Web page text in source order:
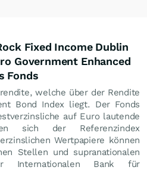
Fixed Income Dublin
Government Enhanced
Fonds
welche über der Rendite
Bond Index liegt. Der Fonds
auf Euro lautende
sich der Referenzindex
Wertpapiere können
Stellen und supranationalen
Internationalen Bank für